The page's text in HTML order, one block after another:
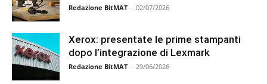
Redazione BitMAT - 02/07/2026
Xerox: presentate le prime stampanti
dopo l’integrazione di Lexmark
Redazione BitMAT - 29/06/2026